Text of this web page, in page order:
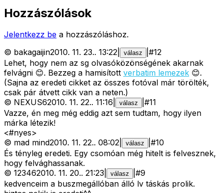
Hozzászólások
Jelentkezz be a hozzászóláshoz.
© bakagaijin2010. 11. 23.. 13:22 válasz #12
Lehet, hogy nem az sg olvasóközönségének akarnak
felvágni 😊. Bezzeg a hamisított verbatim lemezek 😊.
(Sajna az eredeti cikket az összes fotóval már törölték,
csak pár átvett cikk van a neten.)
© NEXUS62010. 11. 22.. 11:16 válasz #11
Vazze, én meg még eddig azt sem tudtam, hogy ilyen
márka létezik!
<#nyes>
© mad mind2010. 11. 22.. 08:02 válasz #10
És tényleg eredeti. Egy csomóan még hitelt is felvesznek,
hogy felvághassanak.
© 123462010. 11. 20.. 21:23 válasz #9
kedvenceim a buszmegállóban álló lv táskás prolik.